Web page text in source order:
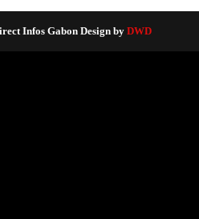
Infos Gabon Design by DWD